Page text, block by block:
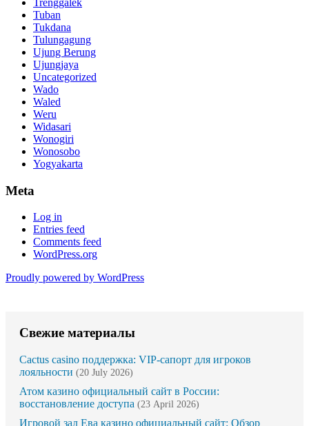
Trenggalek
Tuban
Tukdana
Tulungagung
Ujung Berung
Ujungjaya
Uncategorized
Wado
Waled
Weru
Widasari
Wonogiri
Wonosobo
Yogyakarta
Meta
Log in
Entries feed
Comments feed
WordPress.org
Proudly powered by WordPress
Свежие материалы
Cactus casino поддержка: VIP-сапорт для игроков
лояльности (20 July 2026)
Атом казино официальный сайт в России:
восстановление доступа (23 April 2026)
Игровой зал Ева казино официальный сайт: Обзор